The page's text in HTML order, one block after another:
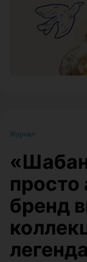
Журнал
бренд